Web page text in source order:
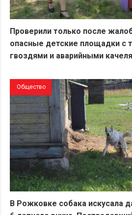
Проверили только после
опасные детские площадки с
гвоздями и аварийными
Общество
В Рожковке собака искусала